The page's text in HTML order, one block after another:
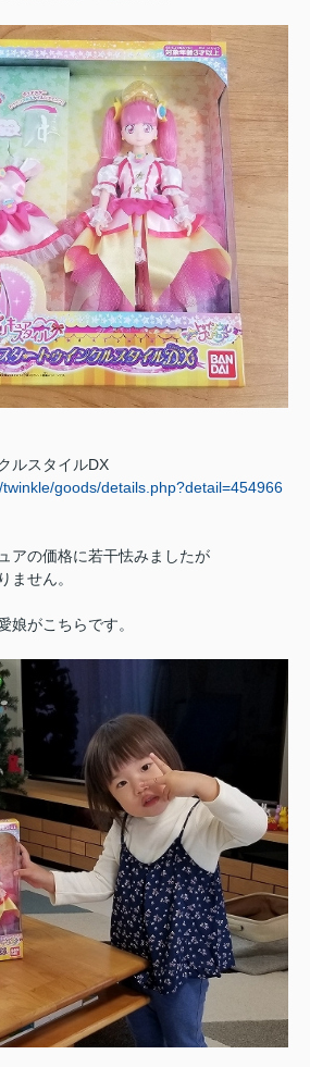
ルスタイルDX
goods/details.php?detail=454966
アの価格に若干怯みましたが
ません。
娘がこちらです。